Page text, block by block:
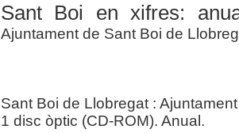
Sant Boi en xifres:
Ajuntament de Sant Boi de
Sant Boi de Llobregat :
1 disc òptic (CD-ROM). Anual.